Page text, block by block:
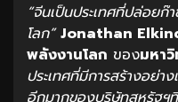
“จีนเป็นประเทศที่ปล่อยก๊
โลก” Jonathan
พลังงานโลก ของมหา
ประเทศที่มีการสร้างอย่า
อีกมากของบริษัทสหรัฐฯที่